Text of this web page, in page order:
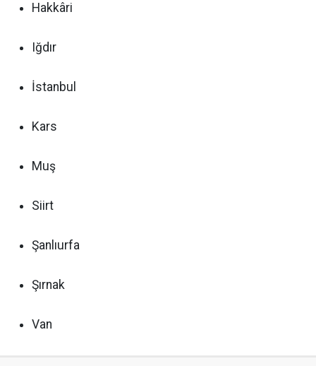
Hakkâri
Iğdır
İstanbul
Kars
Muş
Siirt
Şanlıurfa
Şırnak
Van